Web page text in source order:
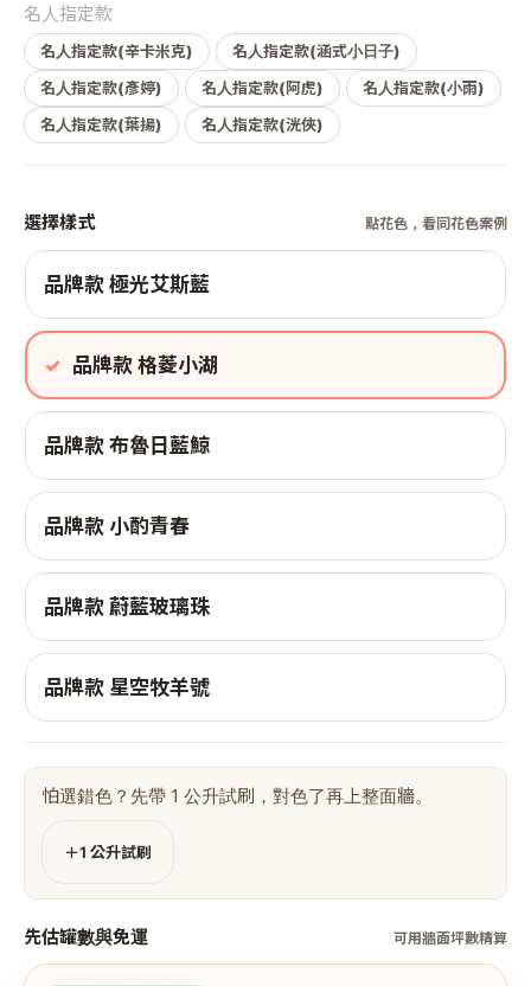
名人指定款
名人指定款(辛卡米克)
名人指定款(涵式小日子)
名人指定款(彥婷)
名人指定款(阿虎)
名人指定款(小雨)
名人指定款(葉揚)
名人指定款(洸俠)
選擇樣式 點花色，看同花色案例
品牌款 極光艾斯藍
品牌款 格菱小湖
品牌款 布魯日藍鯨
品牌款 小酌青春
品牌款 蔚藍玻璃珠
品牌款 星空牧羊號
怕選錯色？先帶 1 公升試刷，對色了再上整面牆。
＋1 公升試刷
先估罐數與免運 可用牆面坪數精算